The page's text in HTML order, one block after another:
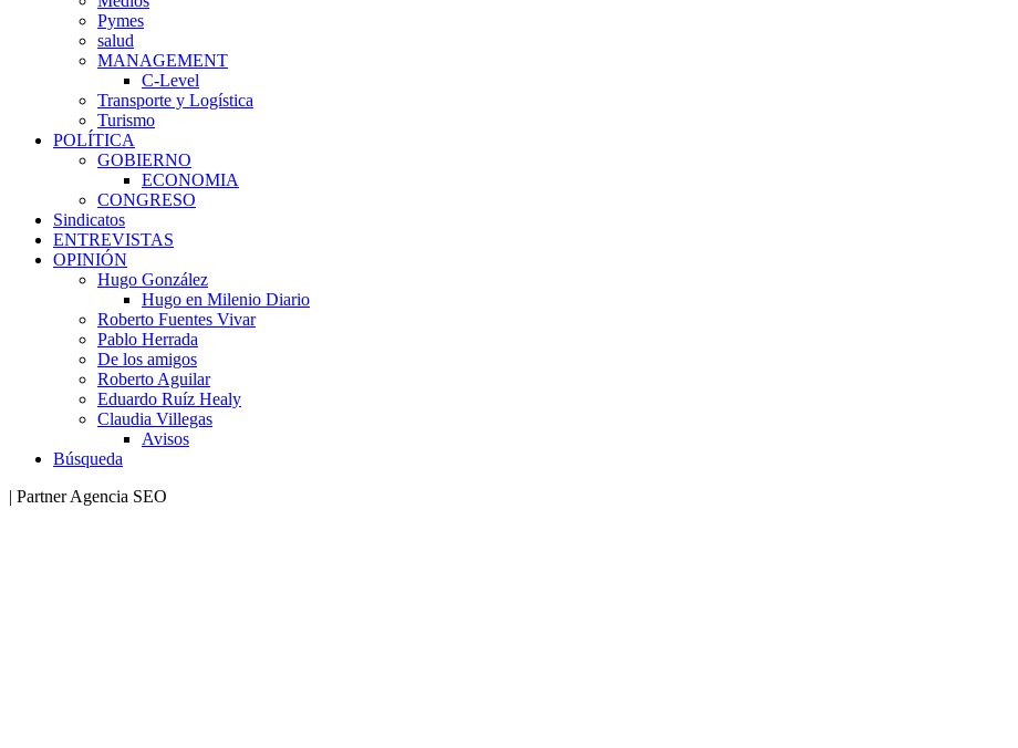
Pymes
salud
MANAGEMENT
C-Level
Transporte y Logística
Turismo
POLÍTICA
GOBIERNO
ECONOMIA
CONGRESO
Sindicatos
ENTREVISTAS
OPINIÓN
Hugo González
Hugo en Milenio Diario
Roberto Fuentes Vivar
Pablo Herrada
De los amigos
Roberto Aguilar
Eduardo Ruíz Healy
Claudia Villegas
Avisos
Búsqueda
| Partner Agencia SEO